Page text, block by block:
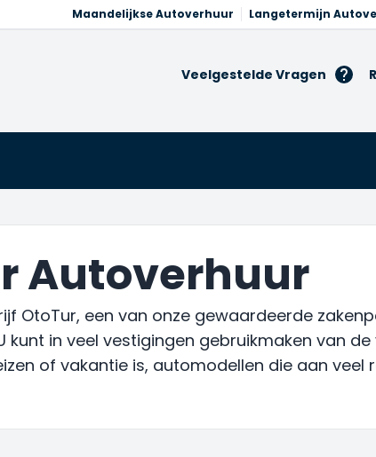
Maandelijkse Autoverhuur Langetermijn
Veelgestelde Vragen
Autoverhuur
OtoTur, een van onze gewaardeerde
kunt in veel vestigingen gebruikmaken van
of vakantie is, automodellen die aan